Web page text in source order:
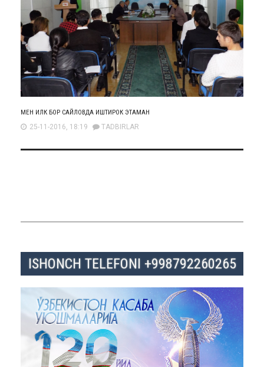
МЕН ИЛК БОР САЙЛОВДА ИШТИРОК ЭТАМАН
25-11-2016, 18:19 TADBIRLAR
ISHONCH TELEFONI +998792260265